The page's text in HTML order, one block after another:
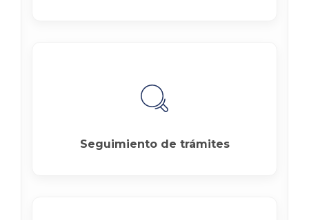
Seguimiento de trámites